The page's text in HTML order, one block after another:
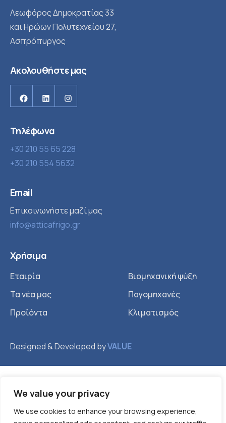
We value your privacy
We use cookies to enhance your browsing experience,
Λεωφόρος Δημοκρατίας 33
και Ηρώων Πολυτεχνείου 27,
Ασπρόπυργος
Ακολουθήστε μας
FacebookLinkedinInstagram
Τηλέφωνα
+30 210 55 65 228
+30 210 554 5632
Email
Επικοινωνήστε μαζί μας
info@atticafrigo.gr
Χρήσιμα
Εταιρία
Τα νέα μας
Προϊόντα
Βιομηχανική ψύξη
Παγομηχανές
Κλιματισμός
Designed & Developed byVALUE